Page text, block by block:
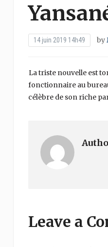
14 juin 2019 14h49 by
La triste nouvelle est
fonctionnaire au
célèbre de son riche
Leave a